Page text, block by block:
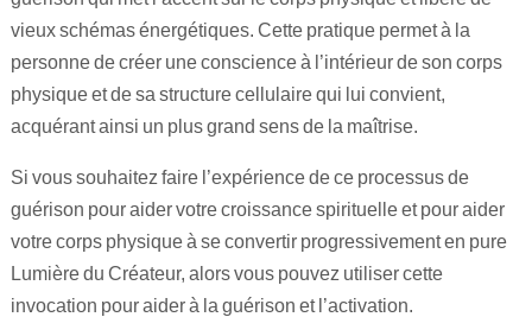
vieux schémas énergétiques. Cette pratique permet à la
personne de créer une conscience à l’intérieur de son corps
physique et de sa structure cellulaire qui lui convient,
acquérant ainsi un plus grand sens de la maîtrise.
Si vous souhaitez faire l’expérience de ce processus de
guérison pour aider votre croissance spirituelle et pour aider
votre corps physique à se convertir progressivement en pure
Lumière du Créateur, alors vous pouvez utiliser cette
invocation pour aider à la guérison et l’activation.